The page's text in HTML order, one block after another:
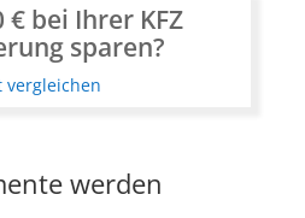
€ bei Ihrer KFZ
sparen?
vergleichen
werden